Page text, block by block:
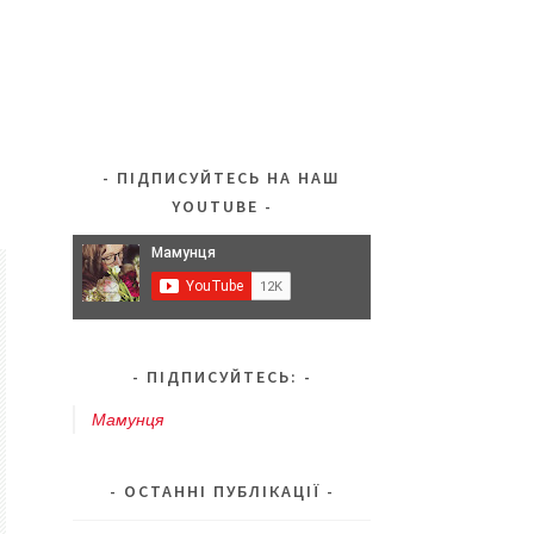
ПІДПИСУЙТЕСЬ НА НАШ
YOUTUBE
ПІДПИСУЙТЕСЬ:
Мамунця
ОСТАННІ ПУБЛІКАЦІЇ